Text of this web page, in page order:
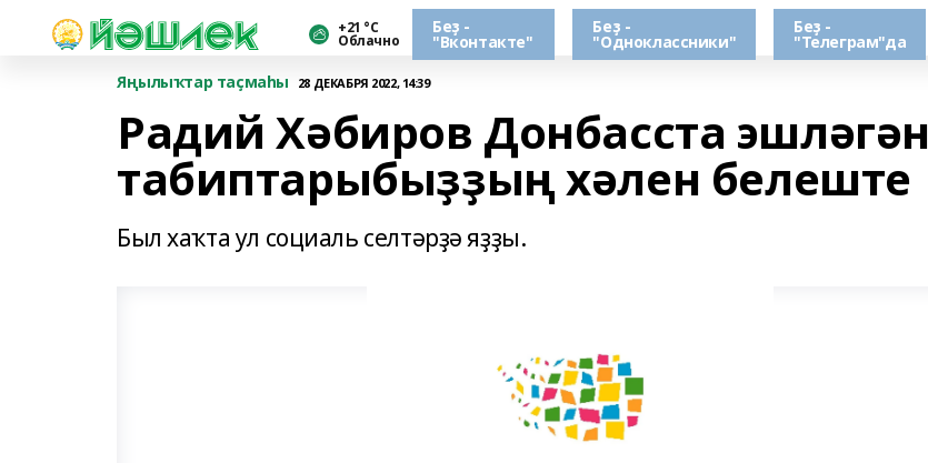
+21 °С
Облачно
Беҙ -
"Вконтакте"
Беҙ -
"Одноклассники"
Беҙ -
"Телеграм"да
Яңылыҡтар таҫмаһы
28 ДЕКАБРЯ 2022, 14:39
Радий Хәбиров Донбасста эшләгән
табиптарыбыҙҙың хәлен белеште
Был хаҡта ул социаль селтәрҙә яҙҙы.